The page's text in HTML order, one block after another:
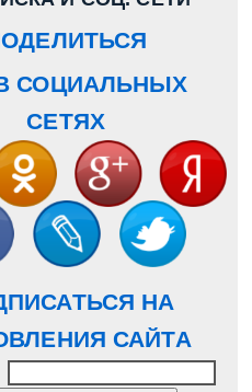
СОЦИАЛЬНЫХ
СЕТЯХ
НА
САЙТА